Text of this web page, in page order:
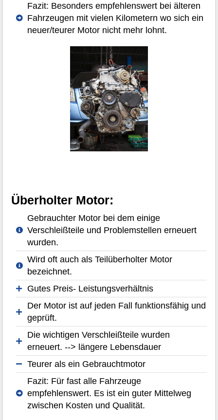
Fazit: Besonders empfehlenswert bei älteren
Fahrzeugen mit vielen Kilometern wo sich ein
neuer/teurer Motor nicht mehr lohnt.
Überholter Motor:
Gebrauchter Motor bei dem einige
Verschleißteile und Problemstellen erneuert
wurden.
Wird oft auch als Teilüberholter Motor
bezeichnet.
Gutes Preis- Leistungsverhältnis
Der Motor ist auf jeden Fall funktionsfähig und
geprüft.
Die wichtigen Verschleißteile wurden
erneuert. --> längere Lebensdauer
Teurer als ein Gebrauchtmotor
Fazit: Für fast alle Fahrzeuge
empfehlenswert. Es ist ein guter Mittelweg
zwischen Kosten und Qualität.